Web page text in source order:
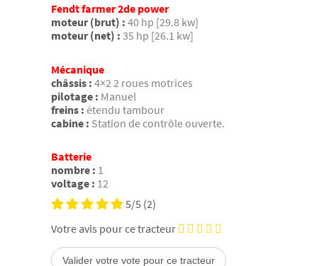
Fendt farmer 2de power
moteur (brut) : 40 hp [29.8 kw]
moteur (net) : 35 hp [26.1 kw]
Mécanique
châssis : 4×2 2 roues motrices
pilotage : Manuel
freins : étendu tambour
cabine : Station de contrôle ouverte.
Batterie
nombre : 1
voltage : 12
5/5 (2)
Votre avis pour ce tracteur